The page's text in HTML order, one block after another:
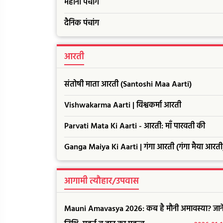
दैनिक पंचांग
आरती
संतोषी माता आरती (Santoshi Maa Aarti)
Vishwakarma Aarti | विश्वकर्मा आरती
Parvati Mata Ki Aarti - आरती: माँ पारवती की
Ganga Maiya Ki Aarti | गंगा आरती (गंगा मैया
आगामी त्यौहार/उपवास
Mauni Amavasya 2026: कब है मौनी अमावस्या?